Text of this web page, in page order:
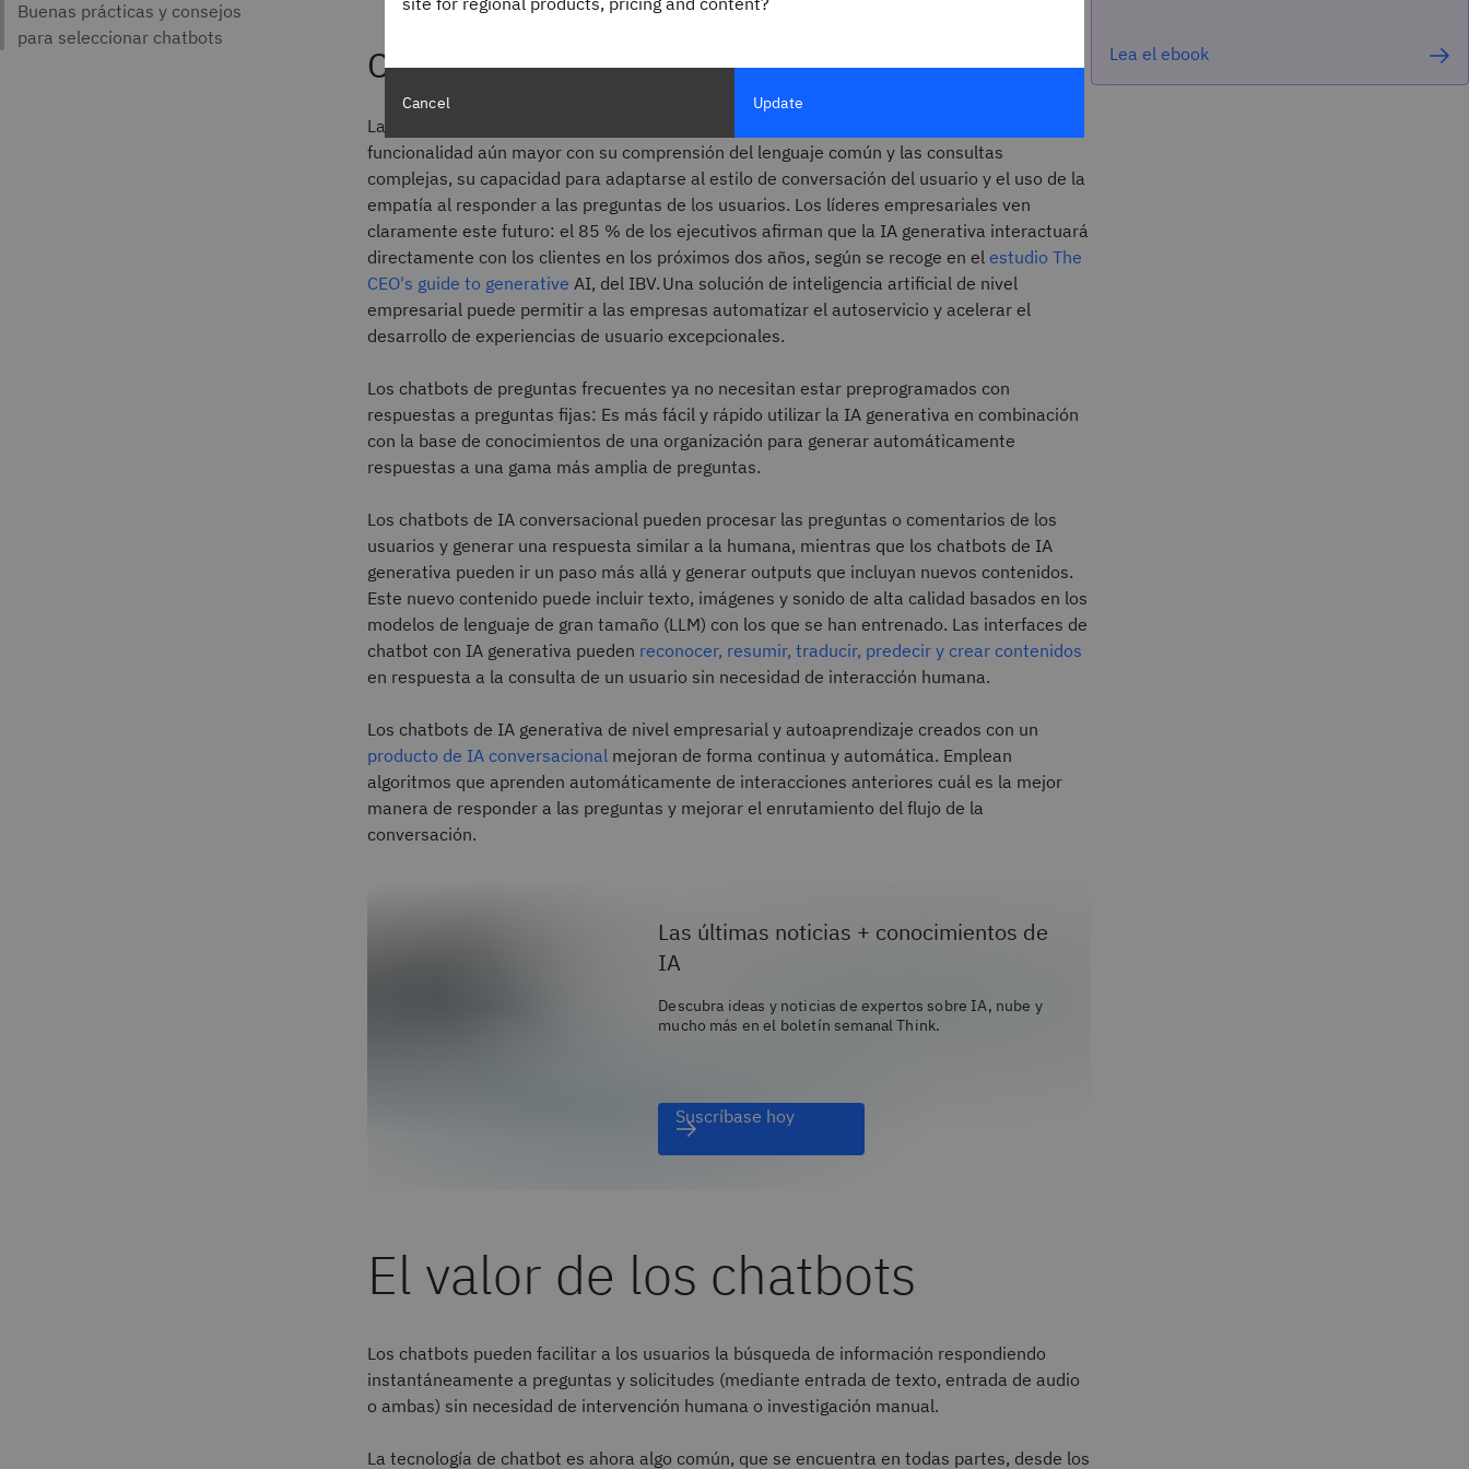
Chatbots generativos basados en IA
La próxima generación de chatbots con capacidades de
funcionalidad aún mayor con su comprensión del lenguaje común y las consultas
complejas, su capacidad para adaptarse al estilo de conversación del usuario y el uso de la
empatía al responder a las preguntas de los usuarios. Los líderes empresariales ven
claramente este futuro: el 85 % de los ejecutivos afirman que la IA generativa interactuará
directamente con los clientes en los próximos dos años, según se recoge en el estudio The
CEO's guide to generative AI, del IBV. Una solución de inteligencia artificial de nivel
empresarial puede permitir a las empresas automatizar el autoservicio y acelerar el
desarrollo de experiencias de usuario excepcionales.
Los chatbots de preguntas frecuentes ya no necesitan estar preprogramados con
respuestas a preguntas fijas: Es más fácil y rápido utilizar la IA generativa en combinación
con la base de conocimientos de una organización para generar automáticamente
respuestas a una gama más amplia de preguntas.
Los chatbots de IA conversacional pueden procesar las preguntas o comentarios de los
usuarios y generar una respuesta similar a la humana, mientras que los chatbots de IA
generativa pueden ir un paso más allá y generar outputs que incluyan nuevos contenidos.
Este nuevo contenido puede incluir texto, imágenes y sonido de alta calidad basados en los
modelos de lenguaje de gran tamaño (LLM) con los que se han entrenado. Las interfaces de
chatbot con IA generativa pueden reconocer, resumir, traducir, predecir y crear contenidos
en respuesta a la consulta de un usuario sin necesidad de interacción humana.
Los chatbots de IA generativa de nivel empresarial y autoaprendizaje creados con un
producto de IA conversacional mejoran de forma continua y automática. Emplean
algoritmos que aprenden automáticamente de interacciones anteriores cuál es la mejor
manera de responder a las preguntas y mejorar el enrutamiento del flujo de la
conversación.
Las últimas noticias + conocimientos de
IA
Descubra ideas y noticias de expertos sobre IA, nube y
mucho más en el boletín semanal Think.
Suscríbase hoy
El valor de los chatbots
Los chatbots pueden facilitar a los usuarios la búsqueda de información respondiendo
instantáneamente a preguntas y solicitudes (mediante entrada de texto, entrada de audio
o ambas) sin necesidad de intervención humana o investigación manual.
La tecnología de chatbot es ahora algo común, que se encuentra en todas partes, desde los
Lea el ebook
Cancel Update